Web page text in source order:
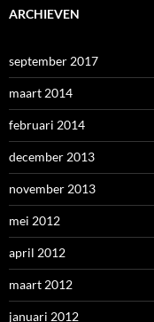
ARCHIEVEN
september 2017
maart 2014
februari 2014
december 2013
november 2013
mei 2012
april 2012
maart 2012
januari 2012